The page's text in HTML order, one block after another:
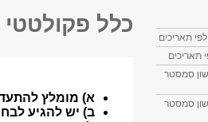
תאריכים
תאריכים
סמסטר
סמסטר
כלל פקולטטי